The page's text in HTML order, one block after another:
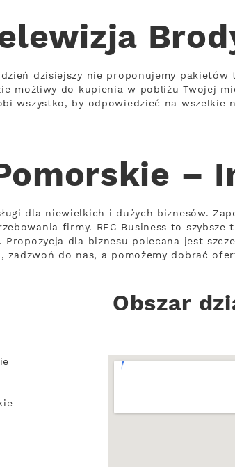
dzisiejszy nie proponujemy
możliwy do kupienia w pobliżu Twojej
wszystko, by odpowiedzieć na wszelkie
–
dla niewielkich i dużych biznesów.
firmy. RFC Business to
dla biznesu polecana jest
zadzwoń do nas, a pomożemy dobrać
Obszar